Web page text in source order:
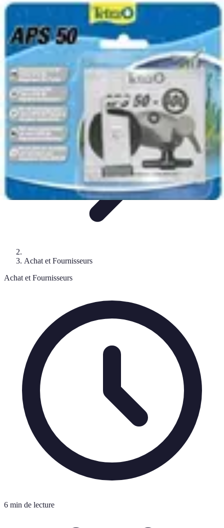
Pièces Détachées Tracteur
Pièces Détachées AnciennesGuides d'Achat
DiagnosticsGuide d'Achat Entretien et Maintenance
Pièces Détachées Tracteur
Achat et Fournisseurs
Achat et Fournisseurs
6 min de lecture